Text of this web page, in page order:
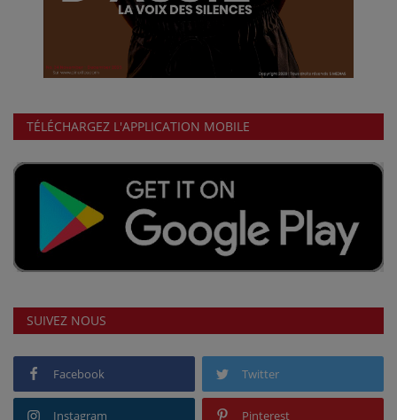
TÉLÉCHARGEZ L'APPLICATION MOBILE
SUIVEZ NOUS
Facebook Twitter
Instagram Pinterest